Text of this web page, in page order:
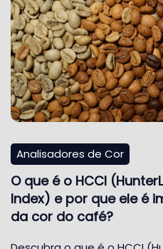
Analisadores de Cor
O que é o HCCI
Index) e por que ele é
da cor do café?